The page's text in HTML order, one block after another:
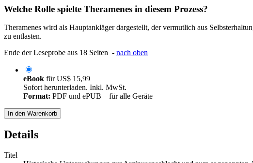
Welche Rolle spielte Theramenes in diesem Prozess?
Theramenes wird als Hauptankläger dargestellt, der vermutlich aus
zu entlasten.
Ende der Leseprobe aus 18 Seiten - nach oben
eBook fürUS$ 15,99
Sofort herunterladen. Inkl. MwSt.
Format: PDF und ePUB – für alle Geräte
In den Warenkorb
Details
Titel